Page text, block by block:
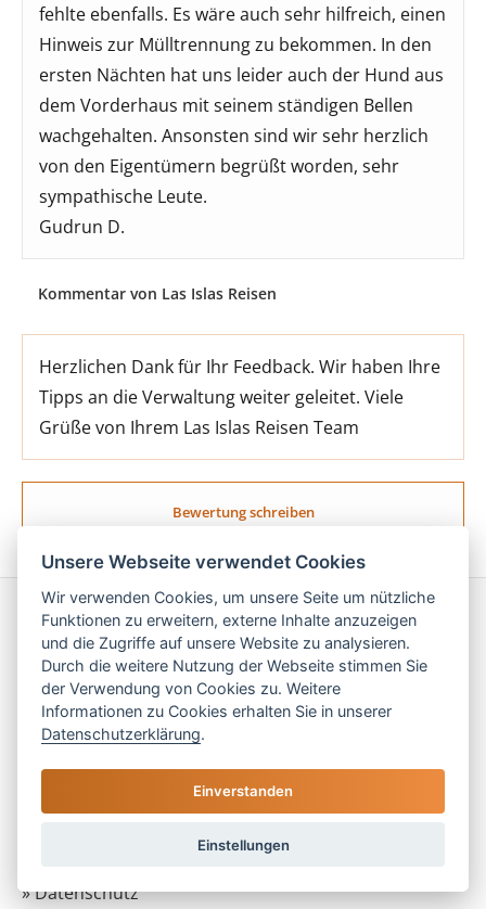
fehlte ebenfalls. Es wäre auch sehr hilfreich, einen
Hinweis zur Mülltrennung zu bekommen. In den
ersten Nächten hat uns leider auch der Hund aus
dem Vorderhaus mit seinem ständigen Bellen
wachgehalten. Ansonsten sind wir sehr herzlich
von den Eigentümern begrüßt worden, sehr
sympathische Leute.
Gudrun D.
Kommentar von Las Islas Reisen
Herzlichen Dank für Ihr Feedback. Wir haben Ihre
Tipps an die Verwaltung weiter geleitet. Viele
Grüße von Ihrem Las Islas Reisen Team
Bewertung schreiben
Service
» Über uns
» Kontakt
» FAQ
» Blog
» Schutz vor Stornokosten
» Bewertungen
» Datenschutz
Unsere Webseite verwendet Cookies
Wir verwenden Cookies, um unsere Seite um nützliche
Funktionen zu erweitern, externe Inhalte anzuzeigen
und die Zugriffe auf unsere Website zu analysieren.
Durch die weitere Nutzung der Webseite stimmen Sie
der Verwendung von Cookies zu. Weitere
Informationen zu Cookies erhalten Sie in unserer
Datenschutzerklärung.
Einverstanden
Einstellungen